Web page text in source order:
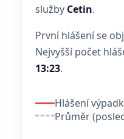
služby Cetin.
První hlášení se
Nejvyšší počet
13:23.
Hlášení
Průměr